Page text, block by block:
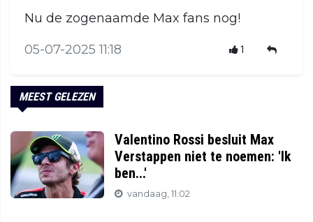
Nu de zogenaamde Max fans nog!
05-07-2025 11:18 1
MEEST GELEZEN
Valentino Rossi besluit Max
Verstappen niet te noemen: 'Ik
ben...'
vandaag, 11:02